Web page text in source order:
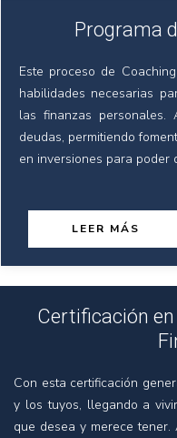
Programa
Este proceso de
habilidades necesarias
las finanzas
deudas, permitiendo
en inversiones para poder
LEER MÁS
Certificación
Con esta certificación
y los tuyos, llegando a
que desea y merece tener.